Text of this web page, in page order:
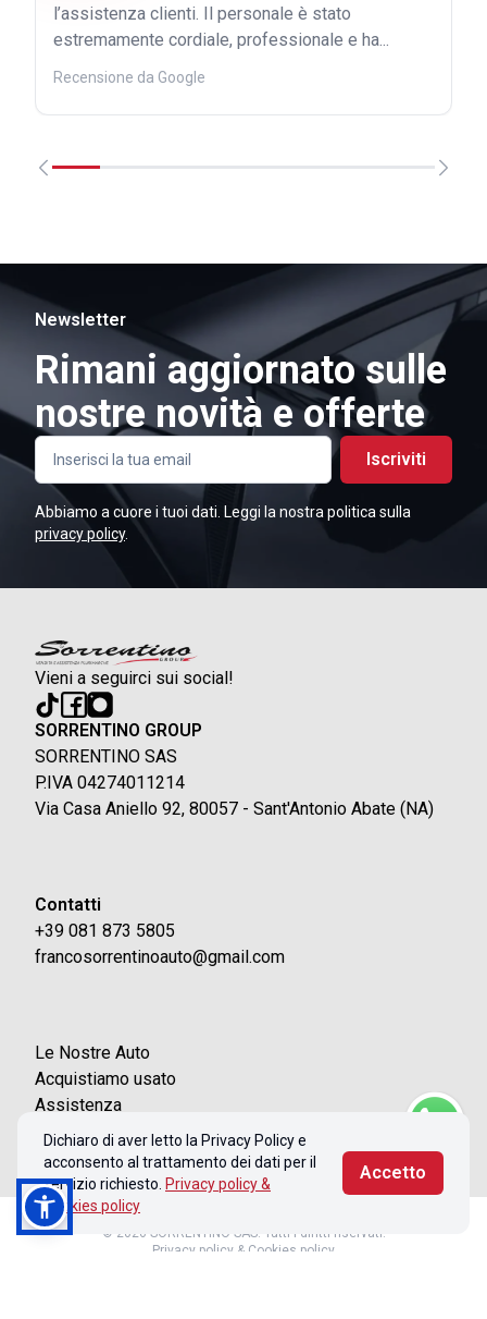
l’assistenza clienti. Il personale è stato
estremamente cordiale, professionale e ha...
Recensione da Google
Newsletter
Rimani aggiornato sulle
nostre novità e offerte
Iscriviti
Abbiamo a cuore i tuoi dati. Leggi la nostra politica sulla
privacy policy.
Vieni a seguirci sui social!
SORRENTINO GROUP
SORRENTINO SAS
P.IVA 04274011214
Via Casa Aniello 92, 80057 - Sant'Antonio Abate (NA)
Contatti
+39 081 873 5805
francosorrentinoauto@gmail.com
Le Nostre Auto
Acquistiamo usato
Assistenza
Contatti
Dichiaro di aver letto la Privacy Policy e
acconsento al trattamento dei dati per il
servizio richiesto. Privacy policy &
Cookies policy
Accetto
© 2026 SORRENTINO SAS. Tutti i diritti riservati.
Privacy policy & Cookies policy